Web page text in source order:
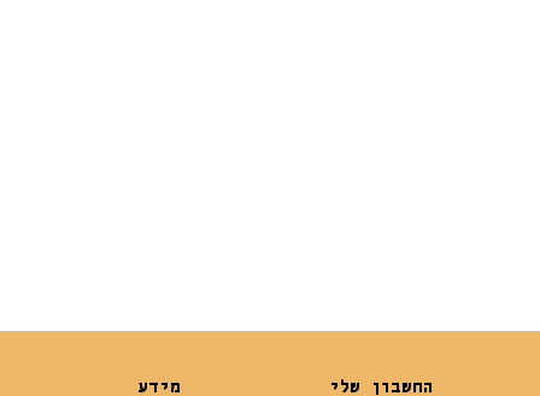
החשבון שלי מידע